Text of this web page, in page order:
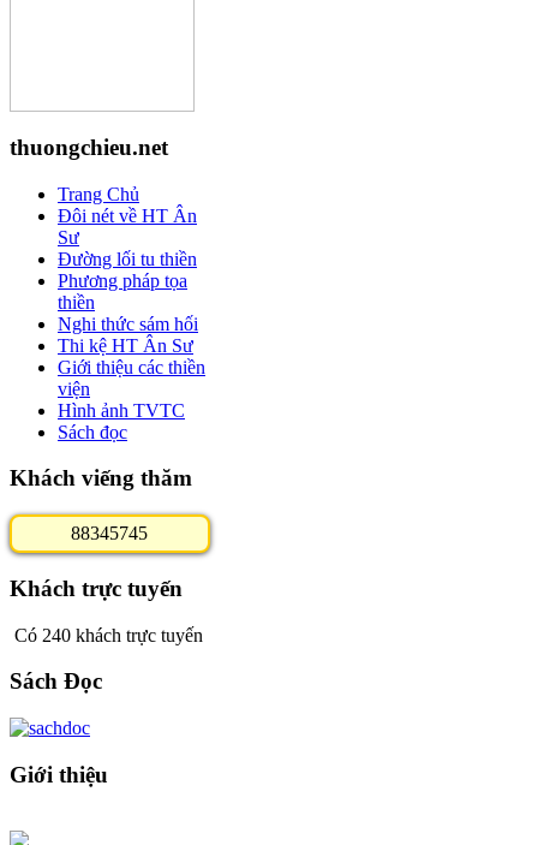
thuongchieu.net
Trang Chủ
Đôi nét về HT Ân
Sư
Đường lối tu thiền
Phương pháp tọa
thiền
Nghi thức sám hối
Thi kệ HT Ân Sư
Giới thiệu các thiền
viện
Hình ảnh TVTC
Sách đọc
Khách viếng thăm
88345745
Khách trực tuyến
Có 240 khách trực tuyến
Sách Đọc
Giới thiệu